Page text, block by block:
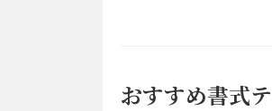
おすすめ書式